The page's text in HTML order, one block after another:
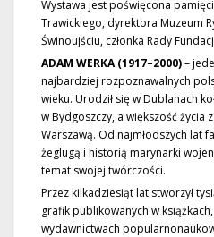
Wystawa jest poświęcona
Trawickiego, dyrektora Muzeum
Świnoujściu, członka Rady
ADAM WERKA (1917–2000)–
najbardziej rozpoznawalnych
wieku. Urodził się w Dublanach
w Bydgoszczy, a większość życia
Warszawą. Od najmłodszych lat
żeglugą i historią marynarki
temat swojej twórczości.
Przez kilkadziesiąt lat stworzył
grafik publikowanych w
wydawnictwach